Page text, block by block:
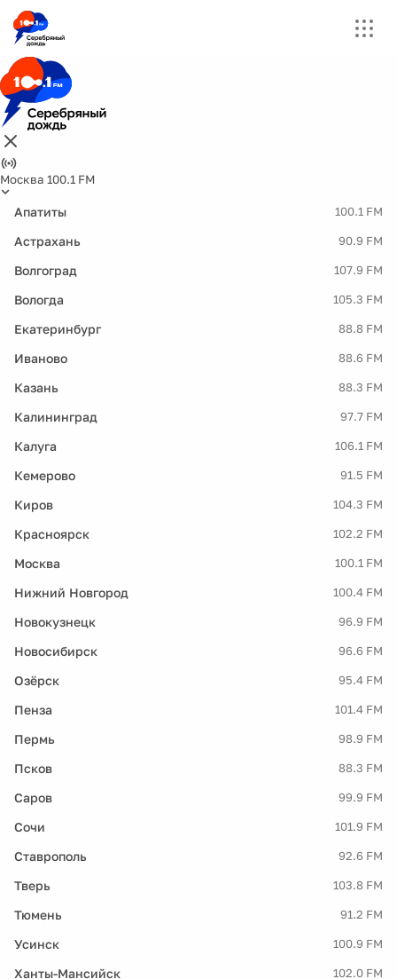
Москва 100.1 FM
Апатиты 100.1 FM
Астрахань 90.9 FM
Волгоград 107.9 FM
Вологда 105.3 FM
Екатеринбург 88.8 FM
Иваново 88.6 FM
Казань 88.3 FM
Калининград 97.7 FM
Калуга 106.1 FM
Кемерово 91.5 FM
Киров 104.3 FM
Красноярск 102.2 FM
Москва 100.1 FM
Нижний Новгород 100.4 FM
Новокузнецк 96.9 FM
Новосибирск 96.6 FM
Озёрск 95.4 FM
Пенза 101.4 FM
Пермь 98.9 FM
Псков 88.3 FM
Саров 99.9 FM
Сочи 101.9 FM
Ставрополь 92.6 FM
Тверь 103.8 FM
Тюмень 91.2 FM
Усинск 100.9 FM
Ханты-Мансийск 102.0 FM